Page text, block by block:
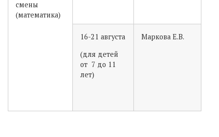
смены
(математика)
16-21 августа
(для детей
от 7 до 11
лет)
Маркова Е.В.